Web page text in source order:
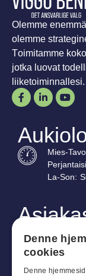
Olemme
olemme
Toimitamme
jotka luovat
liiketoiminnallesi.
Mies-
La-Son:
CVR:
Denne
cookies
Denne